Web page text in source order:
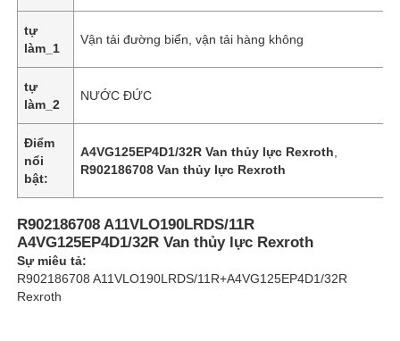
Máy bơm thủy lực Vickers
Phụ kiện bộ lọc Rexroth
Van thủy lực YUKEN
tự
làm_1
Vận tải đường biển, vận tải hàng không
tự
làm_2
NƯỚC ĐỨC
Điểm
nổi
bật:
A4VG125EP4D1/32R Van thủy lực Rexroth
R902186708 Van thủy lực Rexroth
R902186708 A11VLO190LRDS/11R
A4VG125EP4D1/32R Van thủy lực Rexroth
Sự miêu tả:
R902186708 A11VLO190LRDS/11R+A4VG125EP4D1/32R
Rexroth